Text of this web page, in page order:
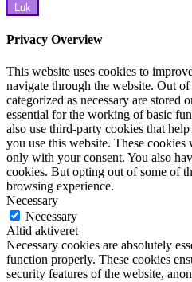
Luk
Privacy Overview
This website uses cookies to
navigate through the website. Out of
categorized as necessary are stored
essential for the working of basic
also use third-party cookies that
you use this website. These
only with your consent. You also
cookies. But opting out of some of
browsing experience.
Necessary
Necessary
Altid aktiveret
Necessary cookies are absolutely
function properly. These cookies
security features of the website,